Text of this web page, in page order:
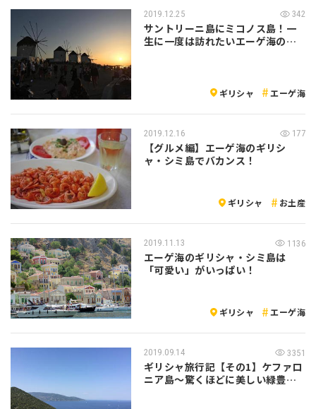
2019.12.25 342
サントリーニ島にミコノス島！一
生に一度は訪れたいエーゲ海の
ギリシャ エーゲ海
2019.12.16 177
【グルメ編】エーゲ海のギリシ
ャ・シミ島でバカンス！
ギリシャ お土産
2019.11.13 1136
エーゲ海のギリシャ・シミ島は
「可愛い」がいっぱい！
ギリシャ エーゲ海
2019.09.14 3351
ギリシャ旅行記【その1】ケファロ
ニア島～驚くほどに美しい緑豊か